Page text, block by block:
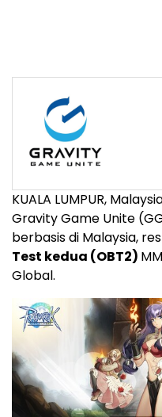
KUALA LUMPUR,
Gravity Game Unite
berbasis di Malaysia,
Test kedua (OBT2)
Global.